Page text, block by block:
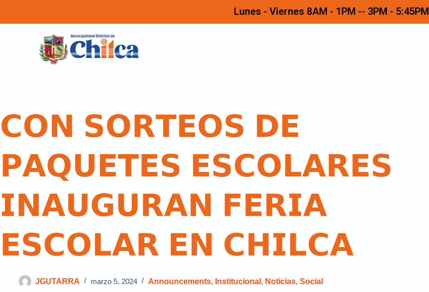
Lunes - Viernes 8AM - 1PM -- 3PM - 5:45PM
𝗖𝗢𝗡 𝗦𝗢𝗥𝗧𝗘𝗢𝗦 𝗗𝗘
𝗣𝗔𝗤𝗨𝗘𝗧𝗘𝗦 𝗘𝗦𝗖𝗢𝗟𝗔𝗥𝗘𝗦
𝗜𝗡𝗔𝗨𝗚𝗨𝗥𝗔𝗡 𝗙𝗘𝗥𝗜𝗔
𝗘𝗦𝗖𝗢𝗟𝗔𝗥 𝗘𝗡 𝗖𝗛𝗜𝗟𝗖𝗔
JGUTARRA marzo 5, 2024 Announcements, Institucional , Noticias, Social